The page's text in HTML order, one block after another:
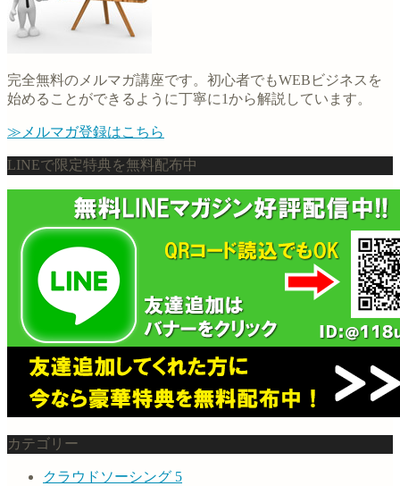
完全無料のメルマガ講座です。初心者でもWEBビジネスを
始めることができるように丁寧に1から解説しています。
≫メルマガ登録はこちら
LINEで限定特典を無料配布中
カテゴリー
クラウドソーシング 5